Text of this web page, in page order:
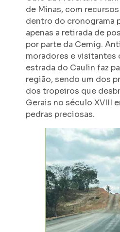
de Minas, com
dentro do cronograma
apenas a retirada de
por parte da Cemig.
moradores e visitantes
estrada do Caulin faz
região, sendo um dos
dos tropeiros que
Gerais no século XVIII
pedras preciosas.